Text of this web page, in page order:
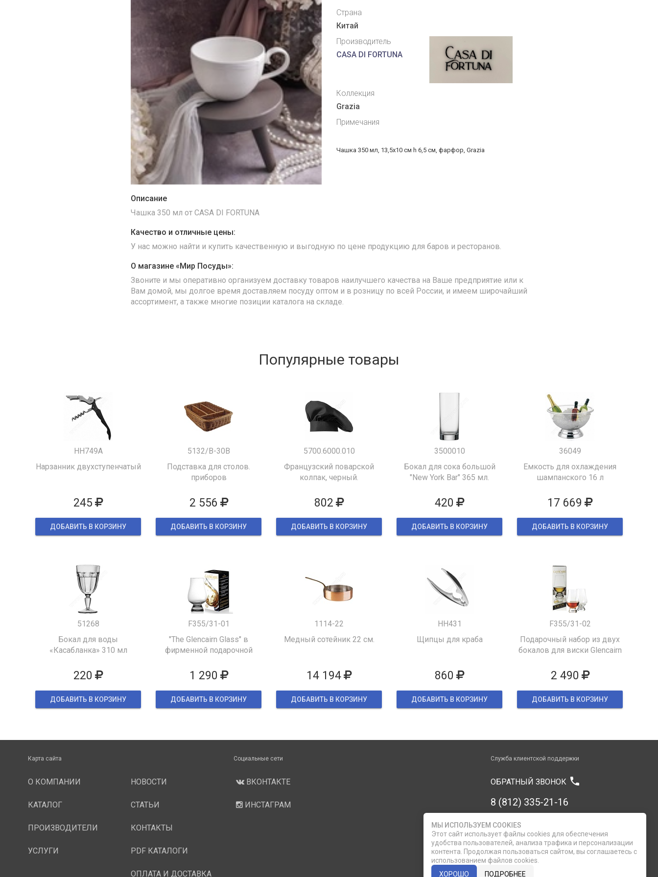
Страна
Китай
Производитель
CASA DI FORTUNA
Коллекция
Grazia
Примечания
Чашка 350 мл, 13,5x10 см h 6,5 см, фарфор, Grazia
Описание
Чашка 350 мл от CASA DI FORTUNA
Качество и отличные цены:
У нас можно найти и купить качественную и выгодную по цене продукцию для баров и ресторанов.
О магазине «Мир Посуды»:
Звоните и мы оперативно организуем доставку товаров наилучшего качества на Ваше предприятие или к
Вам домой, мы долгое время доставляем посуду оптом и в розницу по всей России, и имеем широчайший
ассортимент, а также многие позиции каталога на складе.
Популярные товары
HH749A
Нарзанник двухступенчатый
245
ДОБАВИТЬ В КОРЗИНУ
5132/B-30B
Подставка для столов.
приборов
2 556
ДОБАВИТЬ В КОРЗИНУ
5700.6000.010
Французский поварской
колпак, черный.
802
ДОБАВИТЬ В КОРЗИНУ
3500010
Бокал для сока большой
"New York Bar" 365 мл.
420
ДОБАВИТЬ В КОРЗИНУ
36049
Емкость для охлаждения
шампанского 16 л
17 669
ДОБАВИТЬ В КОРЗИНУ
51268
Бокал для воды
«Касабланка» 310 мл
220
ДОБАВИТЬ В КОРЗИНУ
F355/31-01
"The Glencairn Glass" в
фирменной подарочной
1 290
ДОБАВИТЬ В КОРЗИНУ
1114-22
Медный сотейник 22 см.
14 194
ДОБАВИТЬ В КОРЗИНУ
HH431
Щипцы для краба
860
ДОБАВИТЬ В КОРЗИНУ
F355/31-02
Подарочный набор из двух
бокалов для виски Glencairn
2 490
ДОБАВИТЬ В КОРЗИНУ
Карта сайта
О КОМПАНИИ
КАТАЛОГ
ПРОИЗВОДИТЕЛИ
УСЛУГИ
НОВОСТИ
СТАТЬИ
КОНТАКТЫ
PDF КАТАЛОГИ
ОПЛАТА И ДОСТАВКА
Социальные сети
ВКОНТАКТЕ
ИНСТАГРАМ
Служба клиентской поддержки
ОБРАТНЫЙ ЗВОНОК phone
8 (812) 335-21-16
8 (812) 335-21-17
7 (911) 947-43-48
МЫ ИСПОЛЬЗУЕМ COOKIES
Этот сайт использует файлы cookies для обеспечения
удобства пользователей, анализа трафика и персонализации
контента. Продолжая пользоваться сайтом, вы соглашаетесь с
использованием файлов cookies.
ХОРОШО
ПОДРОБНЕЕ